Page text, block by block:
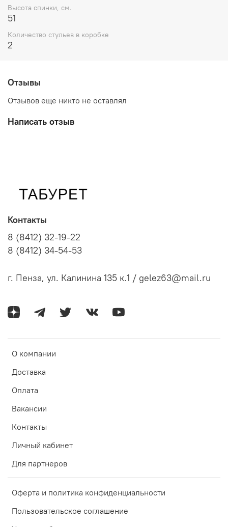
Высота спинки, см.
51
Количество стульев в коробке
2
Отзывы
Отзывов еще никто не оставлял
Написать отзыв
О компании
Доставка
Оплата
Вакансии
Контакты
Личный кабинет
Для партнеров
Оферта и политика конфиденциальности
Пользовательское соглашение
Контакты
8 (8412) 32-19-22
8 (8412) 34-54-53
г. Пенза, ул. Калинина 135 к.1 / gelez63@mail.ru